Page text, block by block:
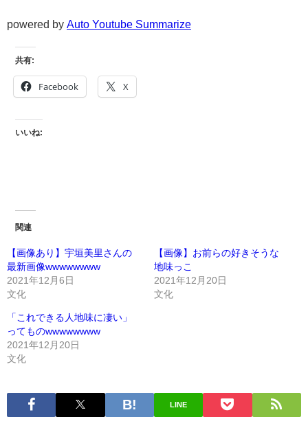
powered by Auto Youtube Summarize
共有:
Facebook X
いいね:
関連
【画像あり】宇垣美里さんの
最新画像wwwwwwww
2021年12月6日
文化
【画像】お前らの好きそうな
地味っこ
2021年12月20日
文化
「これできる人地味に凄い」
ってものwwwwwwww
2021年12月20日
文化
LINE